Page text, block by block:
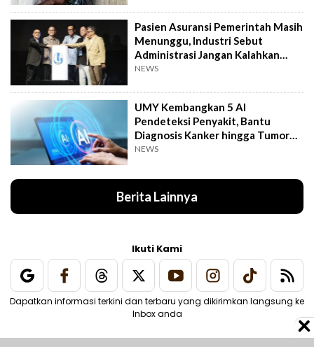
Pasien Asuransi Pemerintah Masih
Menunggu, Industri Sebut
Administrasi Jangan Kalahkan
Kemanusiaan
NEWS
UMY Kembangkan 5 AI
Pendeteksi Penyakit, Bantu
Diagnosis Kanker hingga Tumor
Otak Lebih Cepat
NEWS
Berita Lainnya
Ikuti Kami
Dapatkan informasi terkini dan terbaru yang dikirimkan langsung ke
Inbox anda